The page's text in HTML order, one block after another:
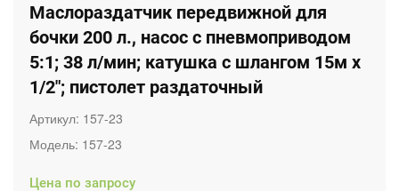
Маслораздатчик передвижной для
бочки 200 л., насос с пневмоприводом
5:1; 38 л/мин; катушка с шлангом 15м х
1/2"; пистолет раздаточный
Артикул: 157-23
Модель: 157-23
Цена по запросу